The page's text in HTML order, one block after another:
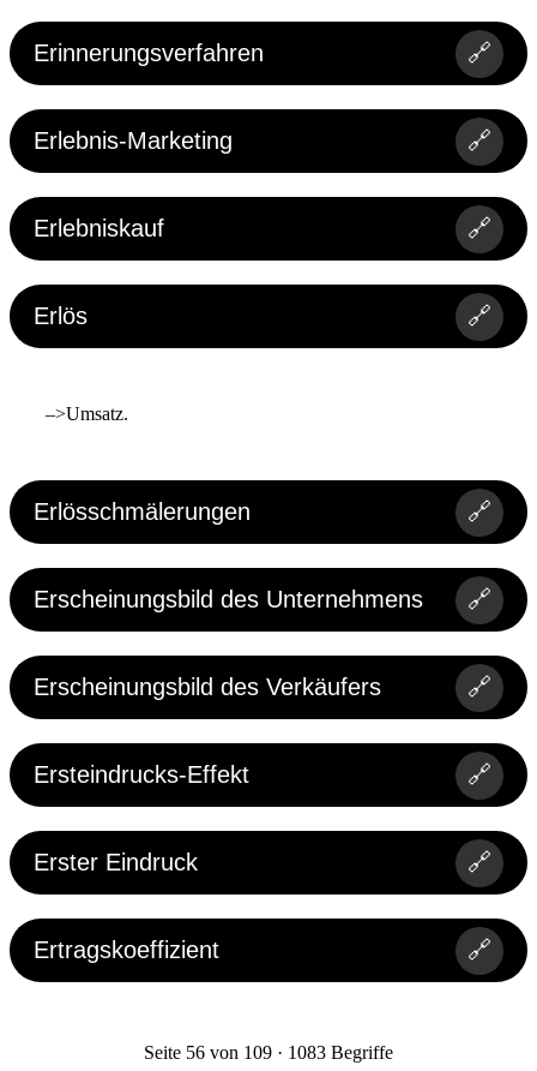
Erinnerungsverfahren 🔗
Erlebnis-Marketing 🔗
Erlebniskauf 🔗
Erlös 🔗
–>Umsatz.
Erlösschmälerungen 🔗
Erscheinungsbild des Unternehmens 🔗
Erscheinungsbild des Verkäufers 🔗
Ersteindrucks-Effekt 🔗
Erster Eindruck 🔗
Ertragskoeffizient 🔗
Seite 56 von 109 · 1083 Begriffe